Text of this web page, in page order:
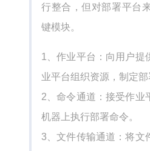
行整合，但对部署平台
键模块。
1、作业平台：向用户提
业平台组织资源，制定部
2、命令通道：接受作业
机器上执行部署命令。
3、文件传输通道：将文